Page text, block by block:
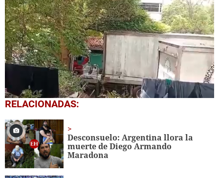
0
seconds
42
seconds
RELACIONADAS:
Desconsuelo: Argentina llora la
muerte de Diego Armando
Maradona